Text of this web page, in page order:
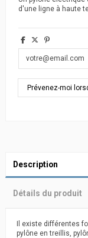
d'une ligne à haute
Description
Détails du produit
Il existe différentes
pylône en treillis,